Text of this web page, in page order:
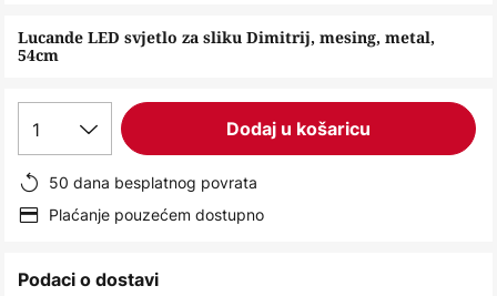
the
images
gallery
Lucande LED svjetlo za sliku Dimitrij, mesing, metal,
54cm
1 Dodaj u košaricu
50 dana besplatnog povrata
Plaćanje pouzećem dostupno
Podaci o dostavi